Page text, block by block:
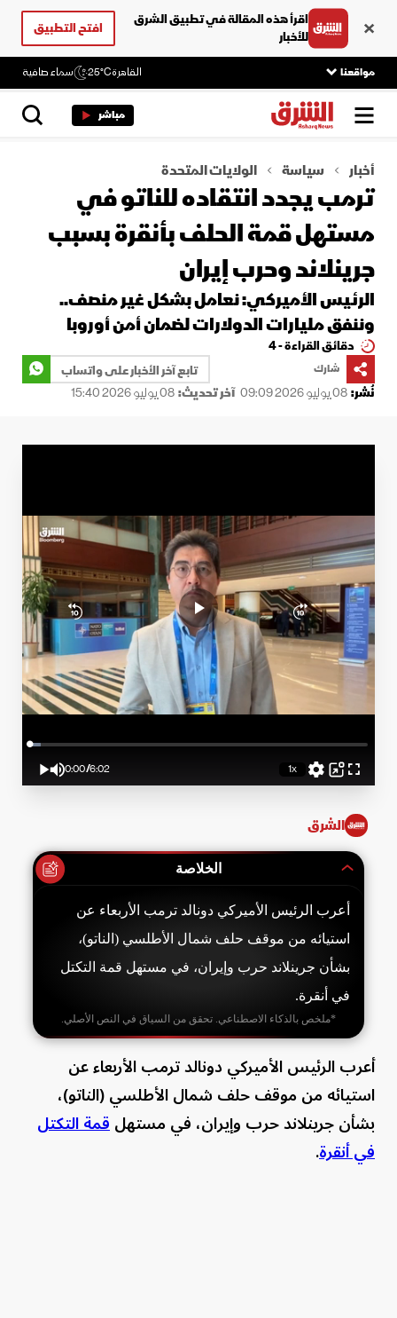
اقرأ هذه المقالة في تطبيق الشرق
للأخبار
افتح التطبيق
مواقعنا القاهرة25°C سماء صافية
مباشر
أخبار سياسة الولايات المتحدة
ترمب يجدد انتقاده للناتو في
مستهل قمة الحلف بأنقرة بسبب
جرينلاند وحرب إيران
الرئيس الأميركي: نعامل بشكل غير منصف..
وننفق مليارات الدولارات لضمان أمن أوروبا
دقائق القراءة - 4
شارك
تابع آخر الأخبار على واتساب
نُشر:08 يوليو 2026 09:09 آخر تحديث:08 يوليو 2026 15:40
PlayMute
Current
0:00/
Duration
6:02
Loaded:
1xPlayback
Rate
Picture-
in-
Fullscreen
الشرق
الخلاصة
أعرب الرئيس الأميركي دونالد ترمب الأربعاء عن
استيائه من موقف حلف شمال الأطلسي (الناتو)،
بشأن ​جرينلاند ⁠حرب وإيران، في مستهل قمة التكتل
في أنقرة.
*ملخص بالذكاء الاصطناعي. تحقق من السياق في النص الأصلي.
أعرب الرئيس الأميركي دونالد ترمب الأربعاء عن
استيائه من موقف حلف شمال الأطلسي (الناتو)،
بشأن ​جرينلاند ⁠حرب وإيران، في مستهلقمة التكتل
في أنقرة.